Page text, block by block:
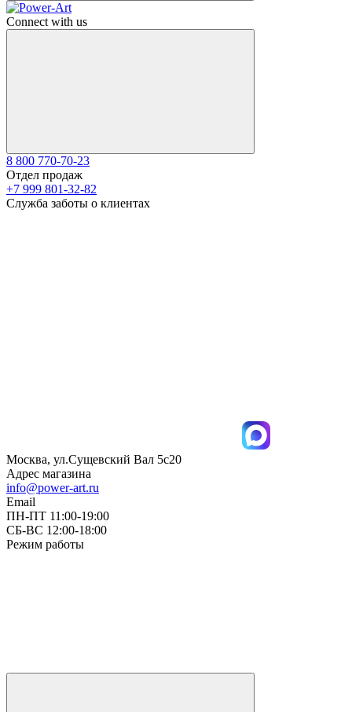
Connect with us
8 800 770-70-23
Отдел продаж
+7 999 801-32-82
Служба заботы о клиентах
Москва, ул.Сущевский Вал 5с20
Адрес магазина
info@power-art.ru
Email
ПН-ПТ 11:00-19:00
СБ-ВС 12:00-18:00
Режим работы